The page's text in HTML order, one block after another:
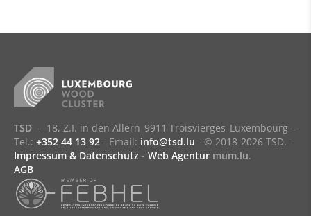
TSD - 18, Z.I. in den Allern 9911 Troisvierges Luxembourg -
Tel.: +352 44 13 92 - Email: info@tsd.lu - © 2018-2026 TSD. -
Impressum & Datenschutz - Web Agentur mum.lu.
AGB